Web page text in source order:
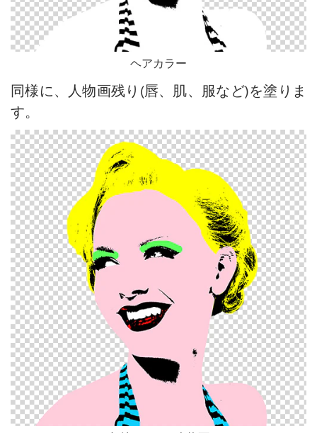
ヘアカラー
同様に、人物画残り(唇、肌、服など)を塗りま
す。